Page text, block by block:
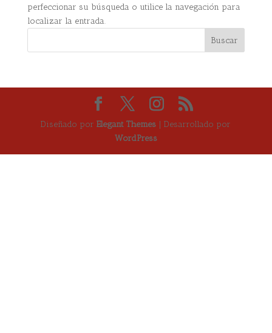
perfeccionar su búsqueda o utilice la navegación para
localizar la entrada.
Diseñado porElegant Themes | Desarrollado por
WordPress